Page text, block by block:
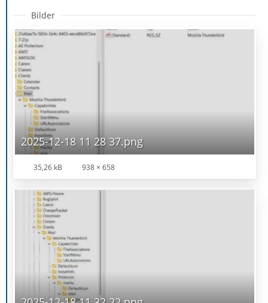
Bilder
2025-12-18 11 28 37.png
35,26 kB 938 × 658